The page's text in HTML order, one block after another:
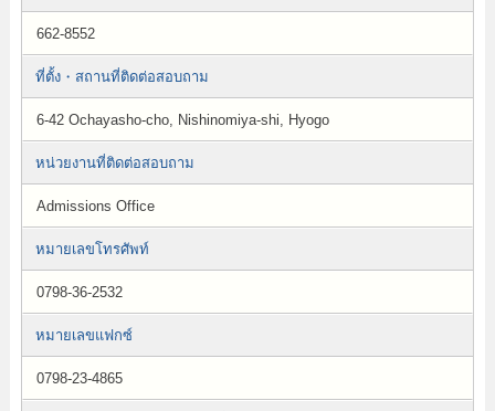
662-8552
ที่ตั้ง・สถานที่ติดต่อสอบถาม
6-42 Ochayasho-cho, Nishinomiya-shi, Hyogo
หน่วยงานที่ติดต่อสอบถาม
Admissions Office
หมายเลขโทรศัพท์
0798-36-2532
หมายเลขแฟกซ์
0798-23-4865